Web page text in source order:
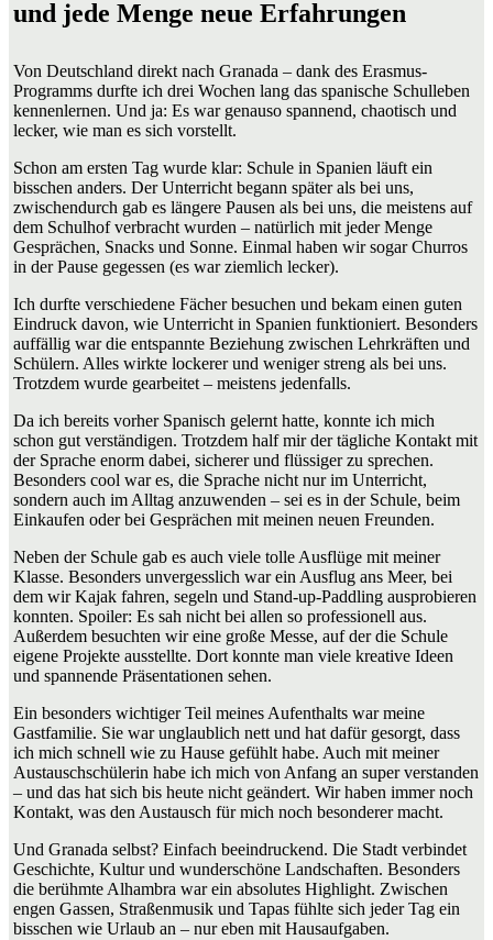
und jede Menge neue Erfahrungen
Von Deutschland direkt nach Granada – dank des Erasmus-
Programms durfte ich drei Wochen lang das spanische Schulleben
kennenlernen. Und ja: Es war genauso spannend, chaotisch und
lecker, wie man es sich vorstellt.
Schon am ersten Tag wurde klar: Schule in Spanien läuft ein
bisschen anders. Der Unterricht begann später als bei uns,
zwischendurch gab es längere Pausen als bei uns, die meistens auf
dem Schulhof verbracht wurden – natürlich mit jeder Menge
Gesprächen, Snacks und Sonne. Einmal haben wir sogar Churros
in der Pause gegessen (es war ziemlich lecker).
Ich durfte verschiedene Fächer besuchen und bekam einen guten
Eindruck davon, wie Unterricht in Spanien funktioniert. Besonders
auffällig war die entspannte Beziehung zwischen Lehrkräften und
Schülern. Alles wirkte lockerer und weniger streng als bei uns.
Trotzdem wurde gearbeitet – meistens jedenfalls.
Da ich bereits vorher Spanisch gelernt hatte, konnte ich mich
schon gut verständigen. Trotzdem half mir der tägliche Kontakt mit
der Sprache enorm dabei, sicherer und flüssiger zu sprechen.
Besonders cool war es, die Sprache nicht nur im Unterricht,
sondern auch im Alltag anzuwenden – sei es in der Schule, beim
Einkaufen oder bei Gesprächen mit meinen neuen Freunden.
Neben der Schule gab es auch viele tolle Ausflüge mit meiner
Klasse. Besonders unvergesslich war ein Ausflug ans Meer, bei
dem wir Kajak fahren, segeln und Stand-up-Paddling ausprobieren
konnten. Spoiler: Es sah nicht bei allen so professionell aus.
Außerdem besuchten wir eine große Messe, auf der die Schule
eigene Projekte ausstellte. Dort konnte man viele kreative Ideen
und spannende Präsentationen sehen.
Ein besonders wichtiger Teil meines Aufenthalts war meine
Gastfamilie. Sie war unglaublich nett und hat dafür gesorgt, dass
ich mich schnell wie zu Hause gefühlt habe. Auch mit meiner
Austauschschülerin habe ich mich von Anfang an super verstanden
– und das hat sich bis heute nicht geändert. Wir haben immer noch
Kontakt, was den Austausch für mich noch besonderer macht.
Und Granada selbst? Einfach beeindruckend. Die Stadt verbindet
Geschichte, Kultur und wunderschöne Landschaften. Besonders
die berühmte Alhambra war ein absolutes Highlight. Zwischen
engen Gassen, Straßenmusik und Tapas fühlte sich jeder Tag ein
bisschen wie Urlaub an – nur eben mit Hausaufgaben.